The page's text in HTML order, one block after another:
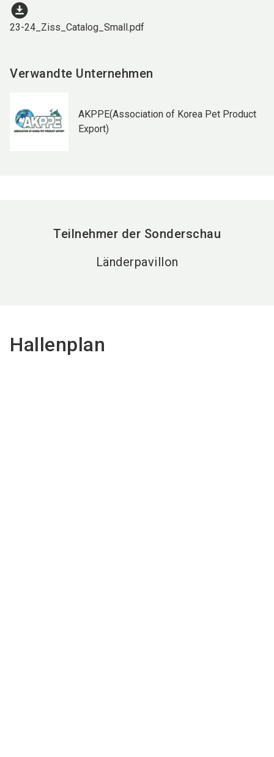
download_for_offline
23-24_Ziss_Catalog_Small.pdf
Verwandte Unternehmen
AKPPE(Association of Korea Pet Product
Export)
Teilnehmer der Sonderschau
Länderpavillon
Hallenplan